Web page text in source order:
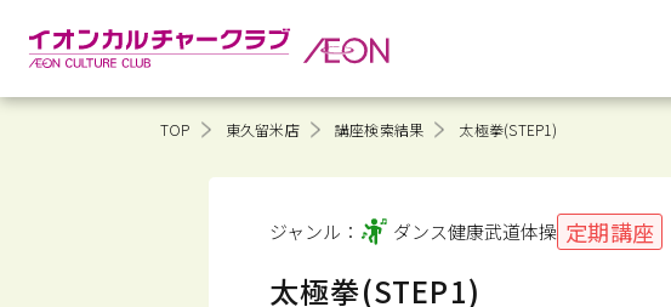
TOP 東久留米店 講座検索結果 太極拳(STEP1)
ジャンル： ダンス健康武道体操 定期講座
太極拳(STEP1)